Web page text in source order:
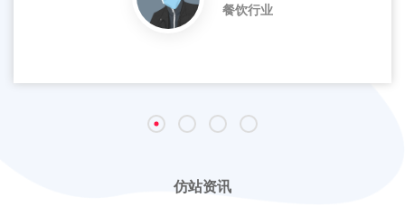
餐饮行业
仿站资讯